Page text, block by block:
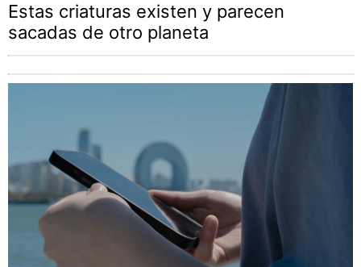
Estas criaturas existen y parecen
sacadas de otro planeta